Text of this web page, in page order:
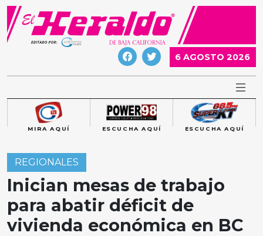
Skip
content
6 AGOSTO 2026
MIRA AQUÍ ESCUCHA AQUÍ ESCUCHA AQUÍ
REGIONALES
Inician mesas de trabajo
para abatir déficit de
vivienda económica en BC